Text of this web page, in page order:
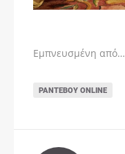
Εμπνευσμένη από…
ΡΑΝΤΕΒΟΎ ONLINE